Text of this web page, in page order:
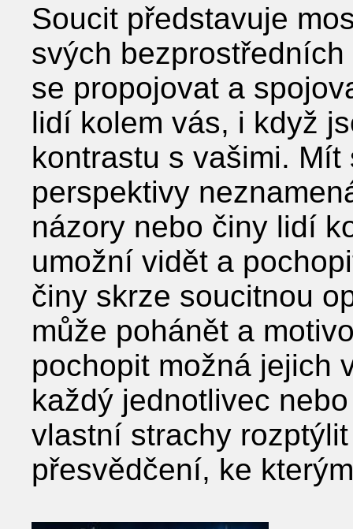
Soucit představuje
svých
se propojovat a
lidí kolem vás, i když
kontrastu s vašimi.
perspektivy
názory nebo činy lidí
umožní vidět a
činy skrze soucitnou
může pohánět a
pochopit možná jejich
každý jednotlivec
vlastní strachy
přesvědčení, ke